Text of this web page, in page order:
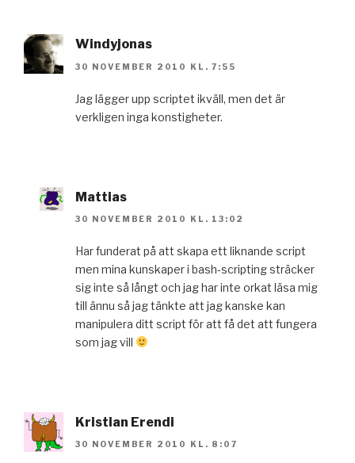
Windyjonas
30 NOVEMBER 2010 KL. 7:55
Jag lägger upp scriptet ikväll, men det är
verkligen inga konstigheter.
Mattias
30 NOVEMBER 2010 KL. 13:02
Har funderat på att skapa ett liknande script
men mina kunskaper i bash-scripting sträcker
sig inte så långt och jag har inte orkat läsa mig
till ännu så jag tänkte att jag kanske kan
manipulera ditt script för att få det att fungera
som jag vill
Kristian Erendi
30 NOVEMBER 2010 KL. 8:07